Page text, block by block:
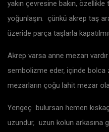
yakın çevresine bakın,
yoğunlaşın. çünkü akrep taş
üzeride parça taşlarla
Akrep varsa anne mezarı
sembolizme eder, içinde bolca
mezarların çoğu lahit mezar
Yengeç bulursan hemen
uzundur, uzun kolun arkasına